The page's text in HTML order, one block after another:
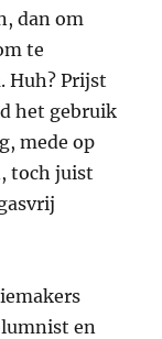
dan om
te
Huh? Prijst
het gebruik
mede op
toch juist
en